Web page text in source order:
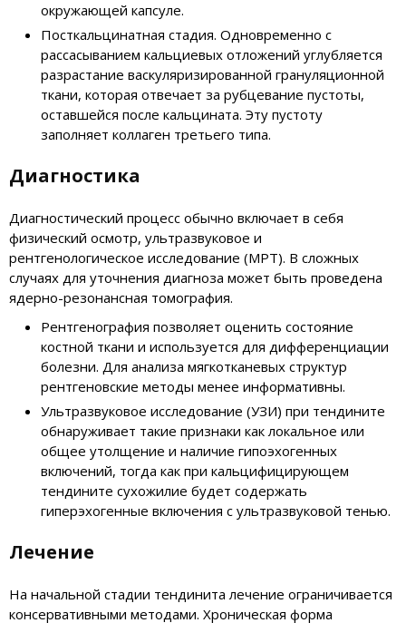
окружающей капсуле.
Посткальцинатная стадия. Одновременно с
рассасыванием кальциевых отложений углубляется
разрастание васкуляризированной грануляционной
ткани, которая отвечает за рубцевание пустоты,
оставшейся после кальцината. Эту пустоту
заполняет коллаген третьего типа.
Диагностика
Диагностический процесс обычно включает в себя
физический осмотр, ультразвуковое и
рентгенологическое исследование (МРТ). В сложных
случаях для уточнения диагноза может быть проведена
ядерно-резонансная томография.
Рентгенография позволяет оценить состояние
костной ткани и используется для дифференциации
болезни. Для анализа мягкотканевых структур
рентгеновские методы менее информативны.
Ультразвуковое исследование (УЗИ) при тендините
обнаруживает такие признаки как локальное или
общее утолщение и наличие гипоэхогенных
включений, тогда как при кальцифицирующем
тендините сухожилие будет содержать
гиперэхогенные включения с ультразвуковой тенью.
Лечение
На начальной стадии тендинита лечение ограничивается
консервативными методами. Хроническая форма